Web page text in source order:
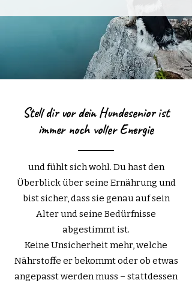
Stell dir vor dein Hundesenior ist
immer noch voller Energie
und fühlt sich wohl. Du hast den
Überblick über seine Ernährung und
bist sicher, dass sie genau auf sein
Alter und seine Bedürfnisse
abgestimmt ist.
Keine Unsicherheit mehr, welche
Nährstoffe er bekommt oder ob etwas
angepasst werden muss – stattdessen